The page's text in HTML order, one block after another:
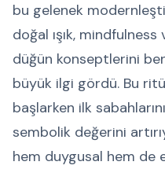
bu gelenek
doğal ışık,
düğün konseptlerini
büyük ilgi gördü. Bu
başlarken ilk
sembolik değerini
hem duygusal hem de